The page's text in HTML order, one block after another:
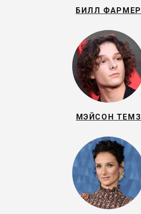
БИЛЛ ФАРМЕР
МЭЙСОН ТЕМЗ